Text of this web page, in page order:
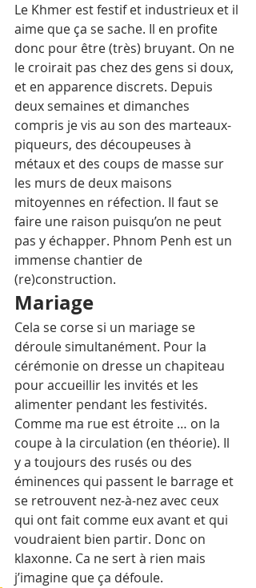
Le Khmer est festif et industrieux et il
aime que ça se sache. Il en profite
donc pour être (très) bruyant. On ne
le croirait pas chez des gens si doux,
et en apparence discrets. Depuis
deux semaines et dimanches
compris je vis au son des marteaux-
piqueurs, des découpeuses à
métaux et des coups de masse sur
les murs de deux maisons
mitoyennes en réfection. Il faut se
faire une raison puisqu’on ne peut
pas y échapper. Phnom Penh est un
immense chantier de
(re)construction.
Mariage
Cela se corse si un mariage se
déroule simultanément. Pour la
cérémonie on dresse un chapiteau
pour accueillir les invités et les
alimenter pendant les festivités.
Comme ma rue est étroite … on la
coupe à la circulation (en théorie). Il
y a toujours des rusés ou des
éminences qui passent le barrage et
se retrouvent nez­-à-­nez avec ceux
qui ont fait comme eux avant et qui
voudraient bien partir. Donc on
klaxonne. Ca ne sert à rien mais
j’imagine que ça défoule.